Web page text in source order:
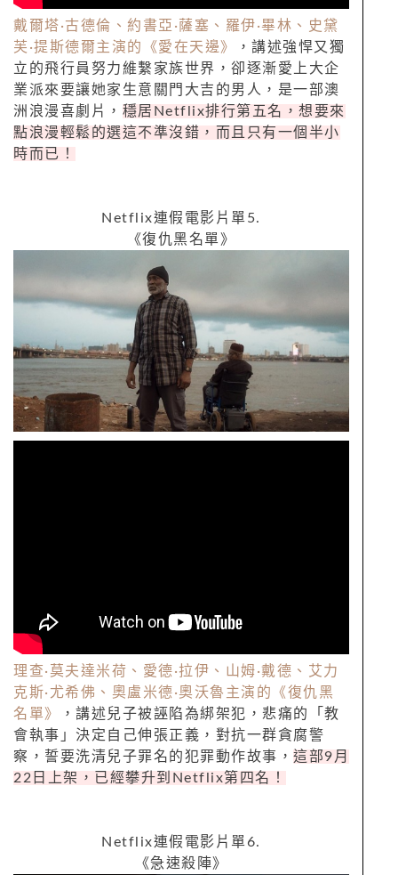
戴爾塔 ·古德倫、約書亞 ·薩塞、羅伊·畢林、史黛
芙 ·提斯德爾主演的《愛在天邊》
，講述強悍又獨
立的飛行員努力維繫家族世界，卻逐漸愛上大企
業派來要讓她家生意關門大吉的男人，是一部澳
洲浪漫喜劇片， 穩居 Netflix排行第五名，想要來
點浪漫輕鬆的選這不準沒錯，而且只有一個半小
時而已！
Netflix連假電影片單5.
《復仇黑名單》
理查· 莫夫達米荷、愛德·拉伊、山姆·戴德、艾力
克斯· 尤希佛、奧盧米德·奧沃魯主演的《復仇黑
名單》
，講述兒子被誣陷為綁架犯，悲痛的「教
會執事」決定自己伸張正義，對抗一群貪腐警
察，誓要洗清兒子罪名的犯罪動作故事， 這部9 月
22 日上架，已經攀升到 Netflix第四名！
Netflix連假電影片單6.
《急速殺陣》